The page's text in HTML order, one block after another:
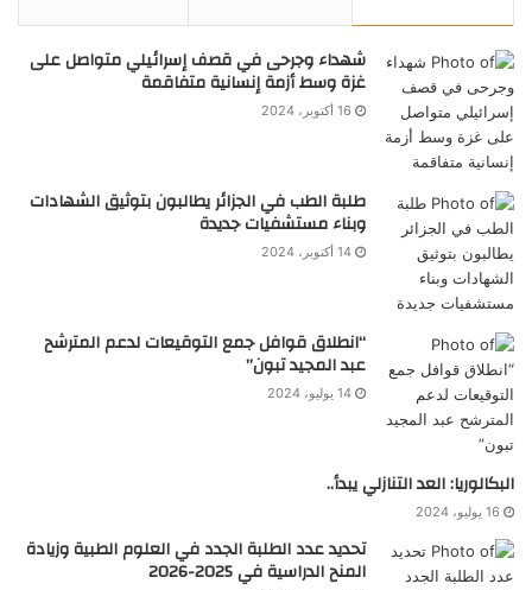
شهداء وجرحى في قصف إسرائيلي متواصل على
غزة وسط أزمة إنسانية متفاقمة
16 أكتوبر، 2024
طلبة الطب في الجزائر يطالبون بتوثيق الشهادات
وبناء مستشفيات جديدة
14 أكتوبر، 2024
“انطلاق قوافل جمع التوقيعات لدعم المترشح
عبد المجيد تبون”
14 يوليو، 2024
البكالوريا: العد التنازلي يبدأ..
16 يوليو، 2024
تحديد عدد الطلبة الجدد في العلوم الطبية وزيادة
المنح الدراسية في 2025-2026